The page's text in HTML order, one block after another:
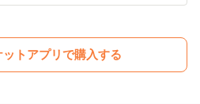
トアプリで購入する